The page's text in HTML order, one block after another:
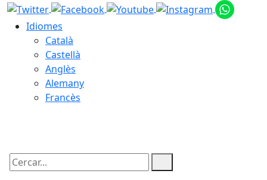
Idiomes
Català
Castellà
Anglès
Alemany
Francès
Cercar: